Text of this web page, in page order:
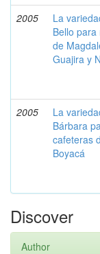
2005
La
Bello
de
Guajira y
2005
La
Bárbara
cafeteras
Boyacá
Discover
Author